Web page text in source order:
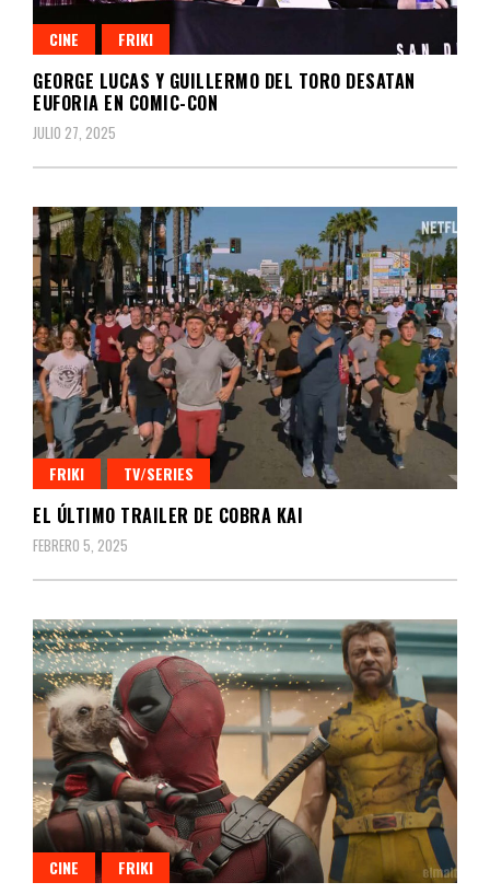
CINE FRIKI
GEORGE LUCAS Y GUILLERMO DEL TORO DESATAN
EUFORIA EN COMIC-CON
JULIO 27, 2025
FRIKI TV/SERIES
EL ÚLTIMO TRAILER DE COBRA KAI
FEBRERO 5, 2025
CINE FRIKI